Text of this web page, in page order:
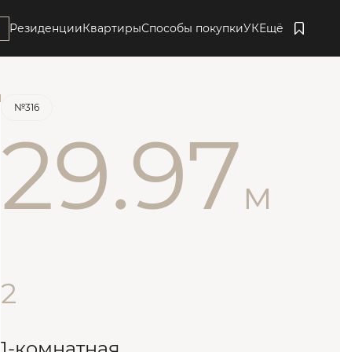
РезиденцииКвартирыСпособы покупкиУКЕщё
Забронировать
№316
29.97м
2